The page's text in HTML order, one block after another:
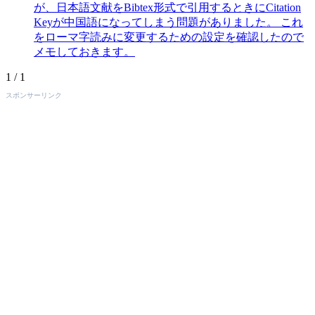
が、日本語文献をBibtex形式で引用するときにCitation
Keyが中国語になってしまう問題がありました。 これ
をローマ字読みに変更するための設定を確認したので
メモしておきます。
1 / 1
スポンサーリンク